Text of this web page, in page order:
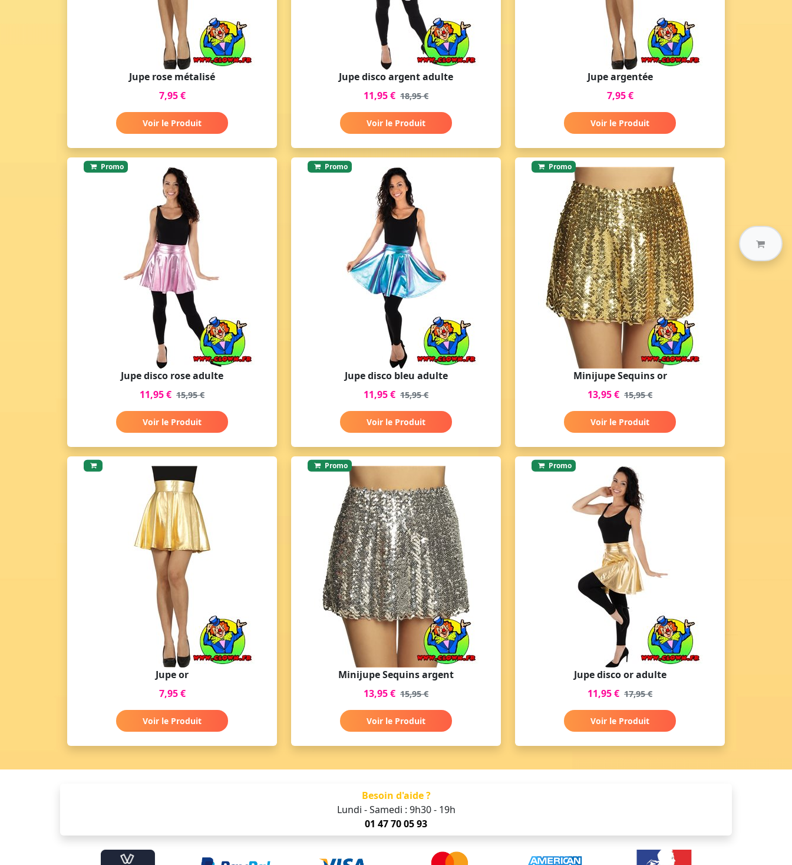
Jupe rose métalisé
7,95 €
Voir le Produit
Jupe disco argent adulte
11,95 € 18,95 €
Voir le Produit
Jupe argentée
7,95 €
Voir le Produit
Promo
Jupe disco rose adulte
11,95 € 15,95 €
Voir le Produit
Promo
Jupe disco bleu adulte
11,95 € 15,95 €
Voir le Produit
Promo
Minijupe Sequins or
13,95 € 15,95 €
Voir le Produit
Jupe or
7,95 €
Voir le Produit
Promo
Minijupe Sequins argent
13,95 € 15,95 €
Voir le Produit
Promo
Jupe disco or adulte
11,95 € 17,95 €
Voir le Produit
Besoin d'aide ?
Lundi - Samedi : 9h30 - 19h
01 47 70 05 93